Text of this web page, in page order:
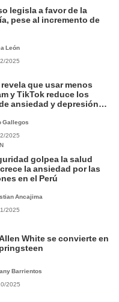
legisla a favor de la
pese al incremento de
León
2025
que usar menos
y TikTok reduce los
ansiedad y depresión
Gallegos
2025
golpea la salud
la ansiedad por las
en el Perú
Ancajima
2025
White se convierte en
Barrientos
2025